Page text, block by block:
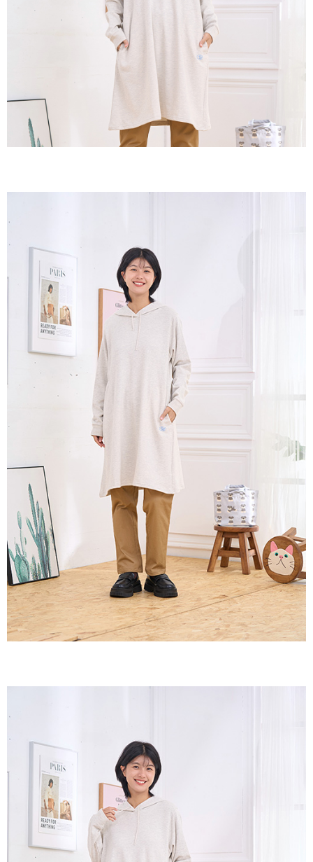
※ 交易是否成功請以「AFTEE先享後付 」之結帳頁面顯示為準，若有關於
是否繳費成功／繳費後需取消欲退款等相關疑問，請聯繫「AFTEE先享後付
https://netprotections.freshdesk.com/support/home
１．透過由恩沛科技股份有限公司提供之「AFTEE先享後付」服務完成之交
易，需依本服務之必要範圍內提供個人資料，並將交易相關給付款項請求債
２．關於個人資料處理事宜，請瀏覽以下網址：
https://aftee.tw/terms/#terms3
３．未成年的使用者請事先徵得法定代理人或監護人之同意方可使用
「AFTEE先享後付」，若未經同意申辦者引起之損失，本公司不負相關責
每筆NT$60，滿NT$2,000(含以上)免運費
黑貓宅急便(包裹尺寸60cm以下)
每筆NT$100，滿NT$2,000(含以上)免運費
黑貓宅急便(包裹尺寸90cm以下)
每筆NT$140，滿NT$2,000(含以上)免運費